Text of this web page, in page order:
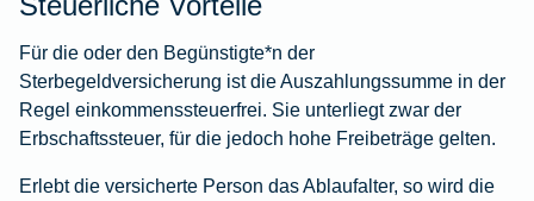
Für die oder den Begünstigte*n der
Sterbegeldversicherung ist die Auszahlungssumme in der
Regel einkommenssteuerfrei. Sie unterliegt zwar der
Erbschaftssteuer, für die jedoch hohe Freibeträge gelten.
Erlebt die versicherte Person das Ablaufalter, so wird die